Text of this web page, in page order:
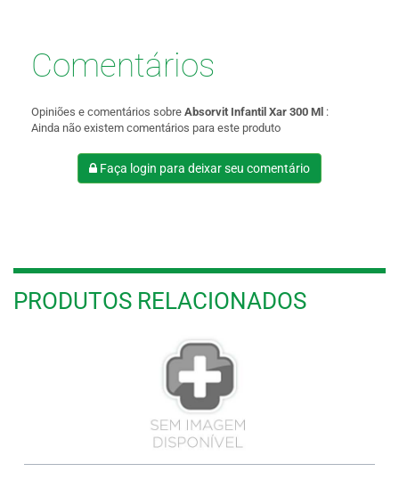
Comentários
Opiniões e comentários sobre Absorvit Infantil Xar 300 Ml :
Ainda não existem comentários para este produto
Faça login para deixar seu comentário
PRODUTOS RELACIONADOS